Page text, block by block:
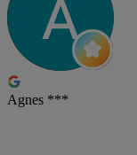
Agnes ***